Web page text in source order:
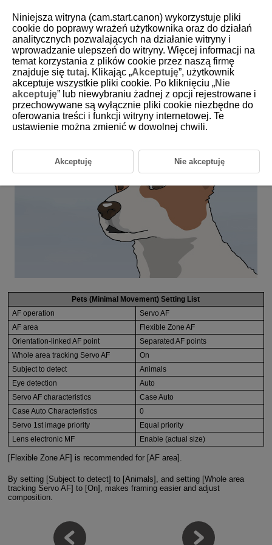
6-35 Animals: Pets (No Obstructions and
Minimal Movement)
This setting is perfect for wild animals and pets that do not move
too much.
Pets (Minimal Movement) Setting List
AF operation
Servo AF
AF area
Flexible Zone AF
Orientation-linked AF point
Separated AF points
Whole area tracking Servo AF
On
Subject to detect
Animals
Eye detection
Auto
Servo AF characteristics
Case Auto
Case Auto Characteristics
0
Servo 1st image priority
Equal priority
Lens electronic MF
Enable (actual size)
[Flexible Zone AF] is recommended for [AF area].
By setting [Subject to detect] to [Animals], and setting [Whole area
tracking Servo AF] to [On], makes framing easier and adjust
composition.
Niniejsza witryna (cam.start.canon) wykorzystuje pliki
cookie do poprawy wrażeń użytkownika oraz do działań
analitycznych pozwalających na działanie witryny i
wprowadzanie ulepszeń do witryny. Więcej informacji na
temat korzystania z plików cookie przez naszą firmę
znajduje się tutaj. Klikając „Akceptuję”, użytkownik
akceptuje wszystkie pliki cookie. Po kliknięciu „Nie
akceptuję” lub niewybraniu żadnej z opcji rejestrowane i
przechowywane są wyłącznie pliki cookie niezbędne do
oferowania treści i funkcji witryny internetowej. Te
ustawienie można zmienić w dowolnej chwili.
Akceptuję Nie akceptuję